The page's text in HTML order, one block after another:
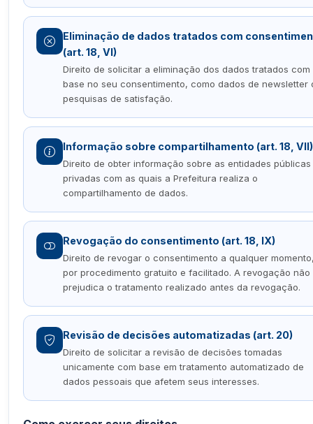
Eliminação de dados tratados com
(art. 18, VI)
Direito de solicitar a eliminação dos dados tratados com
base no seu consentimento, como dados de newsletter
pesquisas de satisfação.
Informação sobre compartilhamento (art. 18, VII)
Direito de obter informação sobre as entidades públicas
privadas com as quais a Prefeitura realiza o
compartilhamento de dados.
Revogação do consentimento (art. 18, IX)
Direito de revogar o consentimento a qualquer
por procedimento gratuito e facilitado. A revogação não
prejudica o tratamento realizado antes da revogação.
Revisão de decisões automatizadas (art. 20)
Direito de solicitar a revisão de decisões tomadas
unicamente com base em tratamento automatizado de
dados pessoais que afetem seus interesses.